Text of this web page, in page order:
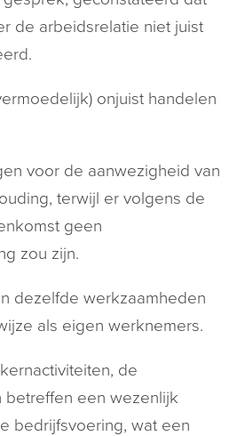
de arbeidsrelatie niet juist
onjuist handelen
voor de aanwezigheid van
terwijl er volgens de
geen
zou zijn.
dezelfde werkzaamheden
als eigen werknemers.
de
betreffen een wezenlijk
bedrijfsvoering, wat een